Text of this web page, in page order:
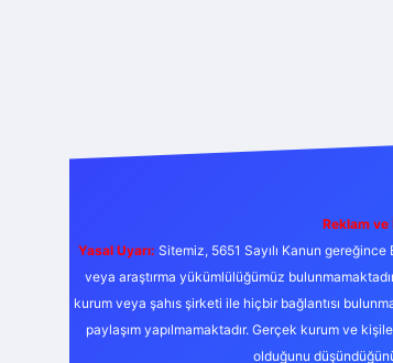
Reklam ve
Yasal Uyarı: Sitemiz, 5651 Sayılı Kanun
veya araştırma yükümlülüğümüz
kurum veya şahıs şirketi ile hiçbir bağlantısı
paylaşım yapılmamaktadır. Gerçek kurum ve
olduğunu